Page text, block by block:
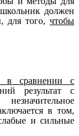
должен
для того, чтобы
в сравнении с
результат с
в том,
и сильные